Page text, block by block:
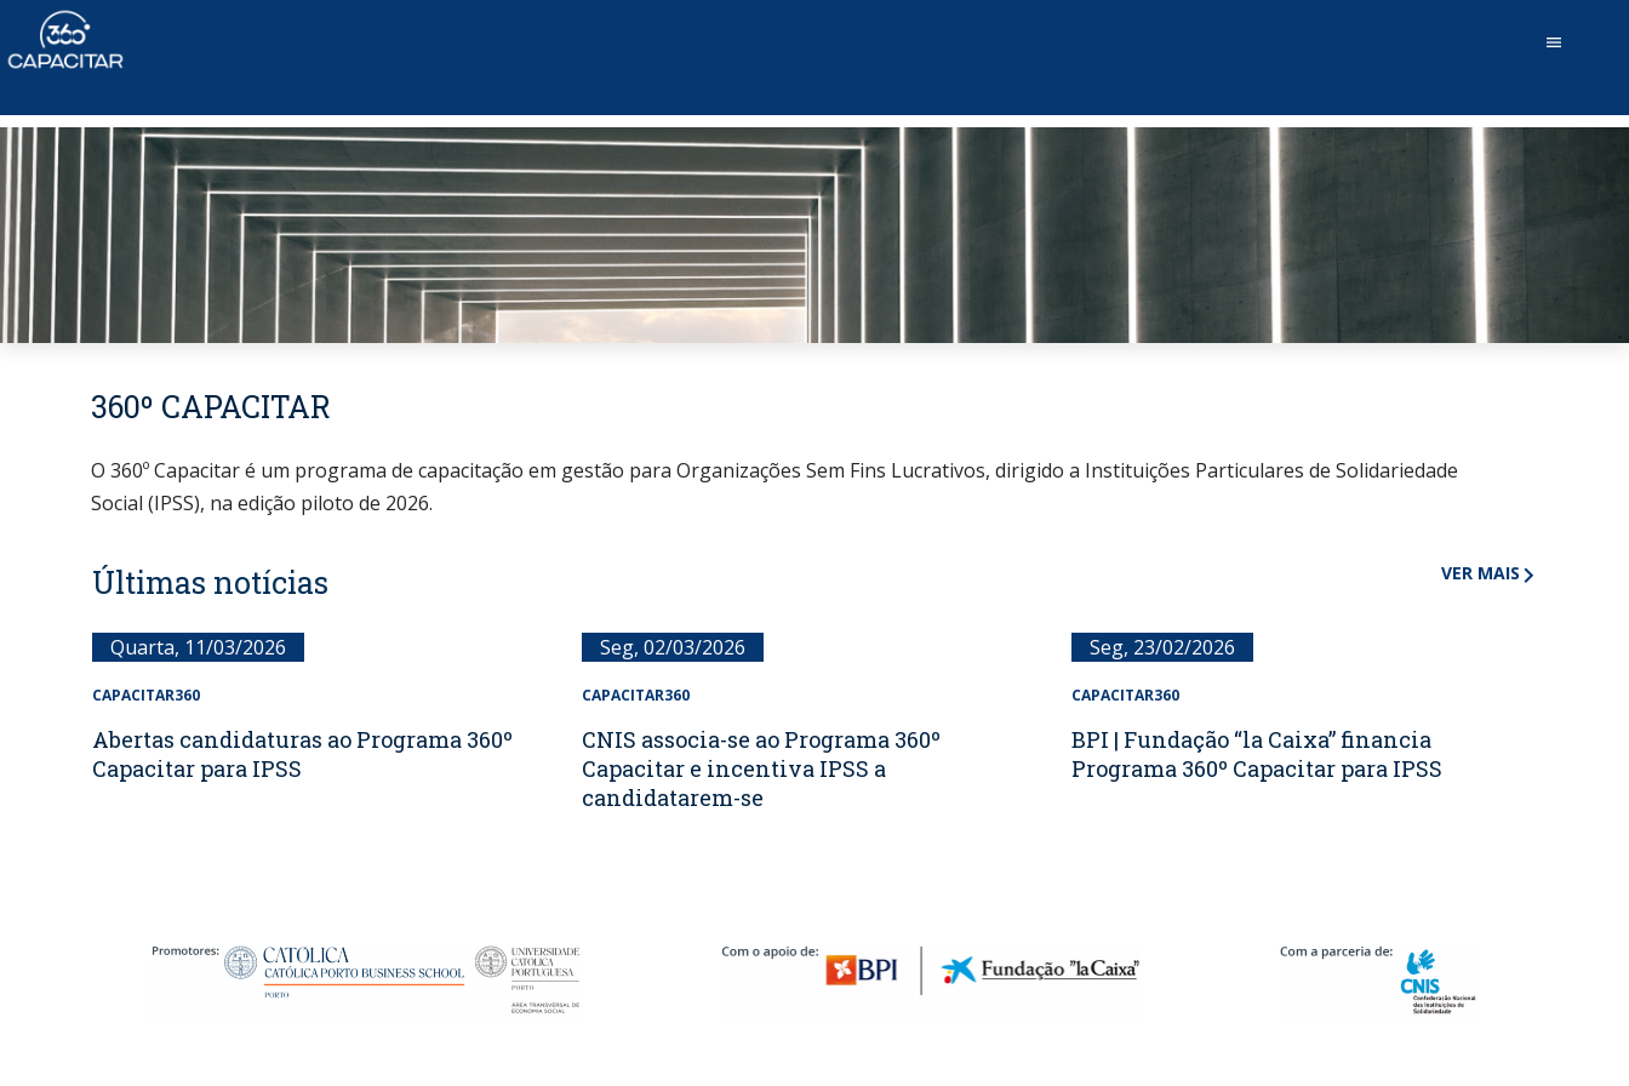
menu
360º CAPACITAR
O 360º Capacitar é um programa de capacitação em gestão para Organizações Sem Fins Lucrativos, dirigido a Instituições Particulares de Solidariedade
Social (IPSS), na edição piloto de 2026.
Últimas notícias VER MAIS arrow_forward_ios
Quarta, 11/03/2026
CAPACITAR360
Abertas candidaturas ao Programa 360º
Capacitar para IPSS
Seg, 02/03/2026
CAPACITAR360
CNIS associa-se ao Programa 360º
Capacitar e incentiva IPSS a
candidatarem-se
Seg, 23/02/2026
CAPACITAR360
BPI | Fundação “la Caixa” financia
Programa 360º Capacitar para IPSS